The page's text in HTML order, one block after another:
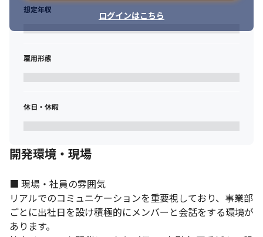
ログインはこちら
想定年収
雇用形態
休日・休暇
開発環境・現場
■ 現場・社員の雰囲気
リアルでのコミュニケーションを重要視しており、事業部
ごとに出社日を設け積極的にメンバーと会話をする環境が
あります。